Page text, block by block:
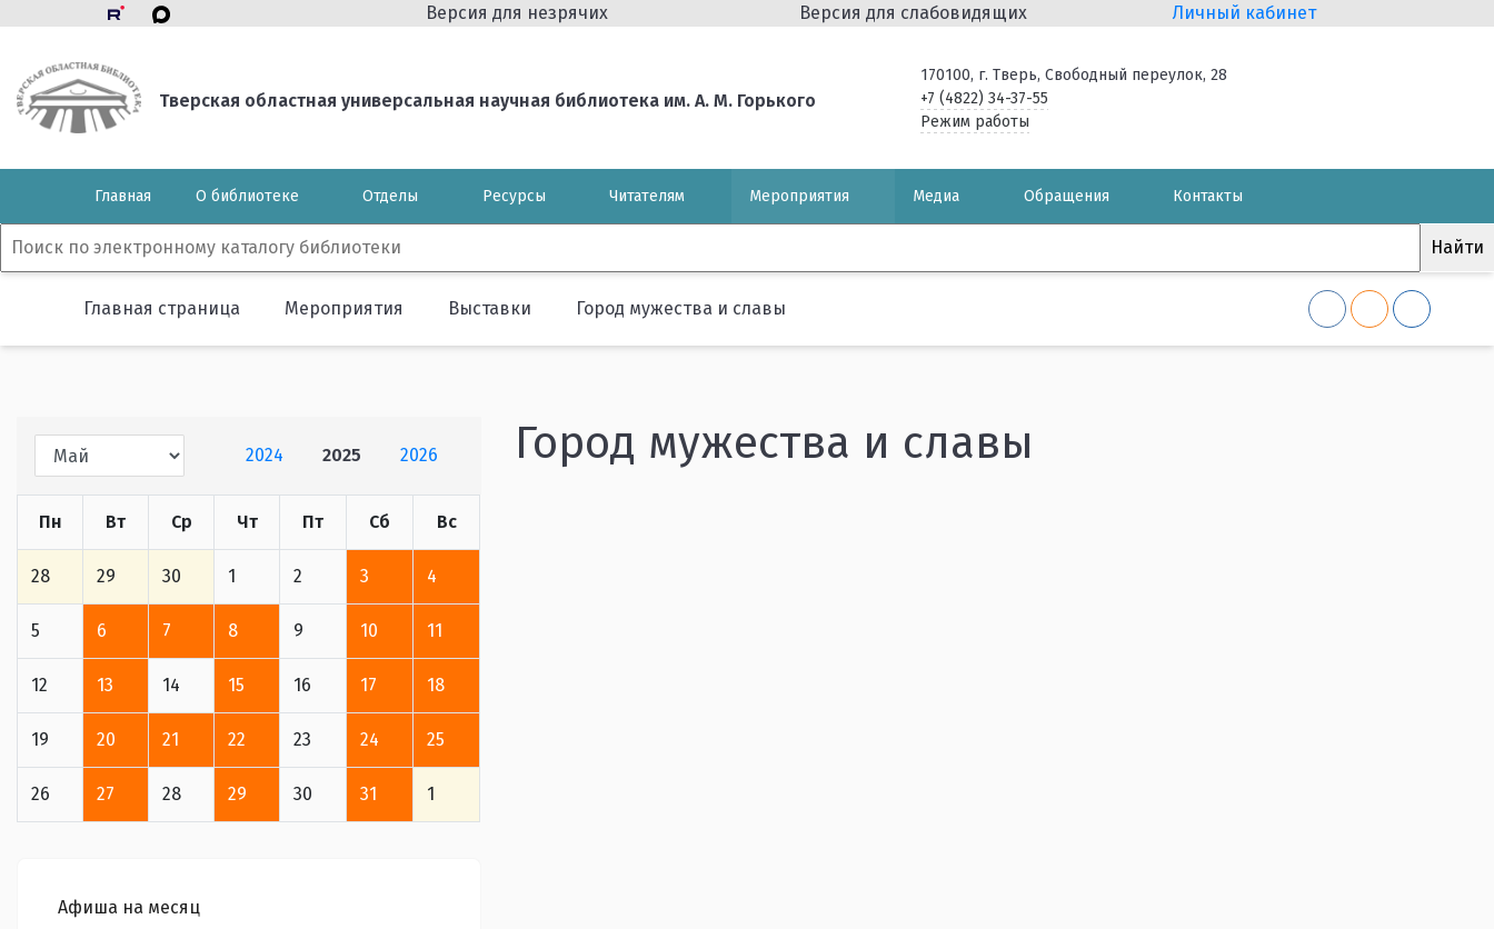
Версия для незрячих Версия для слабовидящих Личный кабинет
Тверская областная универсальная научная библиотека им. А. М. Горького
170100, г. Тверь, Свободный переулок, 28
+7 (4822) 34-37-55
Режим работы
Главная О библиотеке Отделы Ресурсы Читателям Мероприятия Медиа Обращения Контакты
Главная страница Мероприятия Выставки Город мужества и славы
2024 2025 2026
Пн Вт Ср Чт Пт Сб Вс
28 29 30 1 2 3 4
5 6 7 8 9 10 11
12 13 14 15 16 17 18
19 20 21 22 23 24 25
26 27 28 29 30 31 1
Афиша на месяц
Город мужества и славы